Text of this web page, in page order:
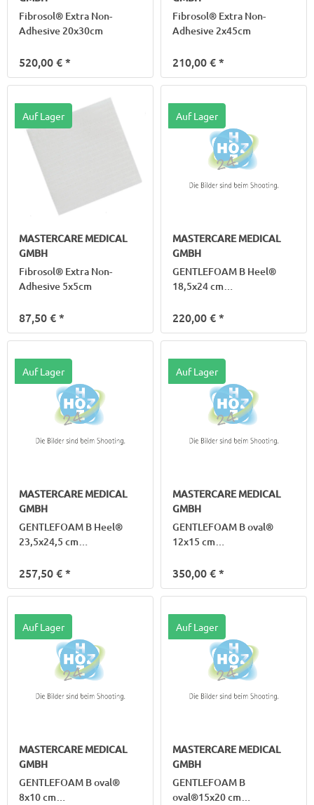
Fibrosol® Extra Non-
Adhesive 20x30cm
520,00 €*
Fibrosol® Extra Non-
Adhesive 2x45cm
210,00 €*
Auf Lager
MASTERCARE MEDICAL
GMBH
Fibrosol® Extra Non-
Adhesive 5x5cm
87,50 €*
Auf Lager
MASTERCARE MEDICAL
GMBH
GENTLEFOAM B Heel®
18,5x24 cm
220,00 €*
Auf Lager
MASTERCARE MEDICAL
GMBH
GENTLEFOAM B Heel®
23,5x24,5 cm
257,50 €*
Auf Lager
MASTERCARE MEDICAL
GMBH
GENTLEFOAM B oval®
12x15 cm
350,00 €*
Auf Lager
MASTERCARE MEDICAL
GMBH
GENTLEFOAM B oval®
8x10 cm
Auf Lager
MASTERCARE MEDICAL
GMBH
GENTLEFOAM B
oval®15x20 cm